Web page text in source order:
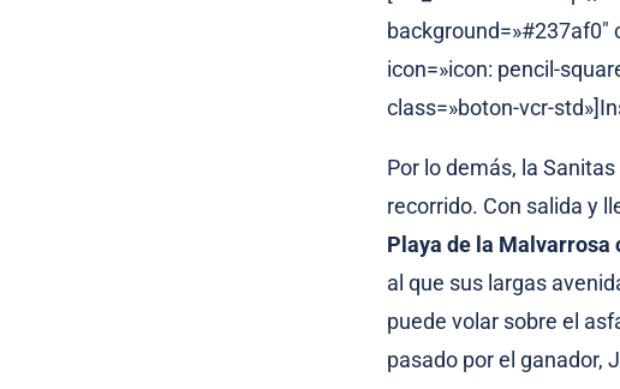
background=»#237af0″
icon=»icon: pencil-
class=»boton-vcr-
Por lo demás, la
recorrido. Con salida y
Playa de la
al que sus largas
puede volar sobre el
pasado por el ganador,